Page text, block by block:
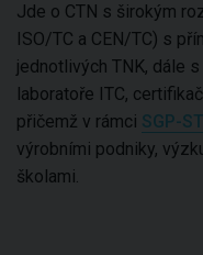
Jde o CTN s širokým
ISO/TC a CEN/TC) s
jednotlivých TNK, dále
laboratoře ITC,
přičemž v rámci SGP-
výrobními podniky,
školami.